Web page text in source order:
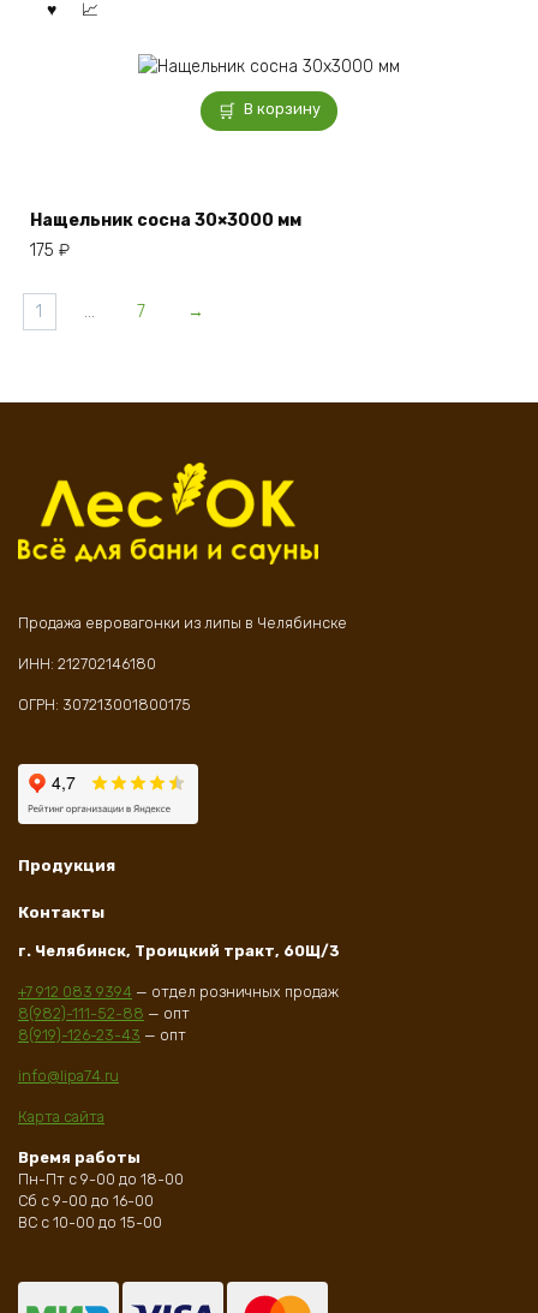
В корзину
Нащельник сосна 30×3000 мм
175 ₽
1 … 7 →
Продажа евровагонки из липы в Челябинске
ИНН: 212702146180
ОГРН: 307213001800175
Продукция
Контакты
г. Челябинск, Троицкий тракт, 60Щ/3
+7 912 083 9394 — отдел розничных продаж
8(982)-111-52-88 — опт
8(919)-126-23-43 — опт
info@lipa74.ru
Карта сайта
Время работы
Пн-Пт с 9-00 до 18-00
Сб с 9-00 до 16-00
ВС с 10-00 до 15-00